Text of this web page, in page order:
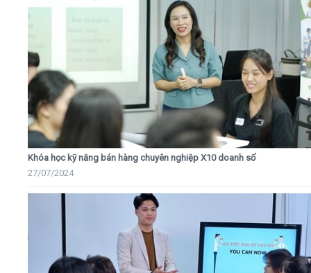
Khóa học kỹ năng bán hàng chuyên nghiệp X10 doanh số
27/07/2024